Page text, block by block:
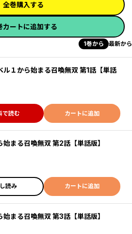
全巻購入する
カートに追加する
1巻から 最新から
ル１から始まる召喚無双 第1話【単話
で読む カートに追加
まる召喚無双 第2話【単話版】
読み カートに追加
まる召喚無双 第3話【単話版】